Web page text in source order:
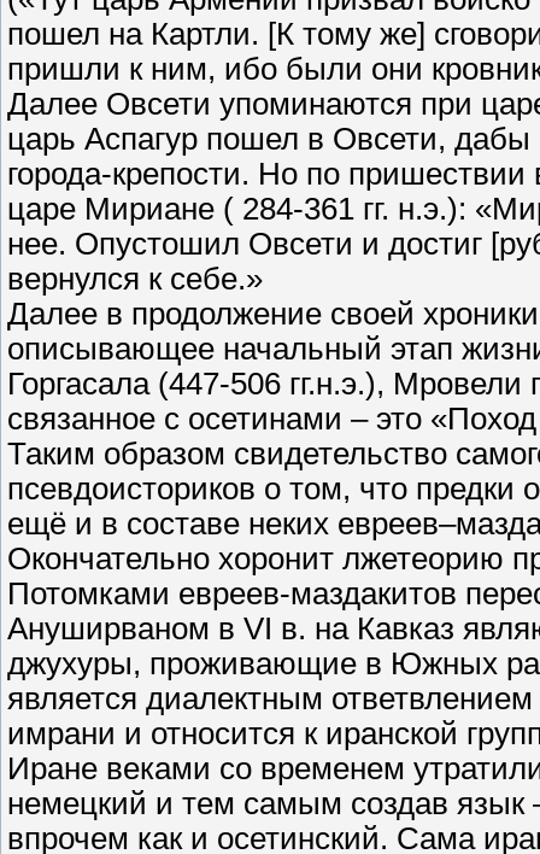
пошел на Картли. [К тому же]
пришли к ним, ибо были они
Далее Овсети упоминаются при
царь Аспагур пошел в Овсети, дабы
города-крепости. Но по
царе Мириане ( 284-361 гг. н.э.):
нее. Опустошил Овсети и достиг
вернулся к себе.»
Далее в продолжение своей
описывающее начальный этап
Горгасала (447-506 гг.н.э.),
связанное с осетинами – это
Таким образом свидетельство
псевдоисториков о том, что предки
ещё и в составе неких
Окончательно хоронит лжетеорию
Потомками евреев-маздакитов
Ануширваном в VI в. на Кавказ
джухуры, проживающие в Южных
является диалектным
имрани и относится к иранской
Иране веками со временем
немецкий и тем самым создав
впрочем как и осетинский. Сама